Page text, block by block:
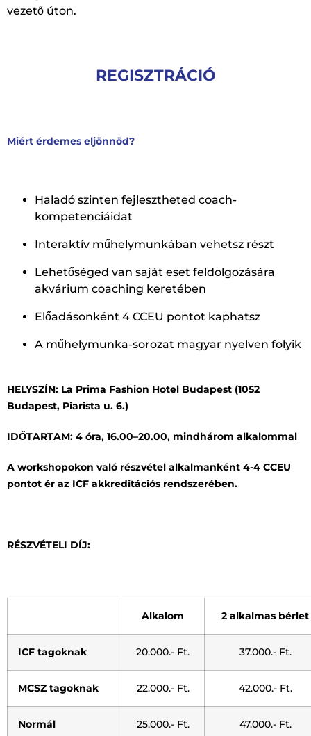
vezető úton.
REGISZTRÁCIÓ
Miért érdemes eljönnöd?
Haladó szinten fejlesztheted coach-
kompetenciáidat
Interaktív műhelymunkában vehetsz részt
Lehetőséged van saját eset feldolgozására
akvárium coaching keretében
Előadásonként 4 CCEU pontot kaphatsz
A műhelymunka-sorozat magyar nyelven folyik
HELYSZÍN: La Prima Fashion Hotel Budapest (1052
Budapest, Piarista u. 6.)
IDŐTARTAM: 4 óra, 16.00–20.00, mindhárom alkalommal
A workshopokon való részvétel alkalmanként 4-4 CCEU
pontot ér az ICF akkreditációs rendszerében.
RÉSZVÉTELI DÍJ:
Alkalom 2 alkalmas bérlet
ICF tagoknak 20.000.- Ft. 37.000.- Ft.
MCSZ tagoknak 22.000.- Ft. 42.000.- Ft.
Normál 25.000.- Ft. 47.000.- Ft.